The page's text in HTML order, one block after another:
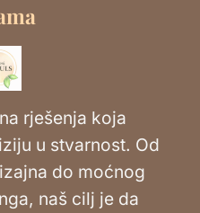
rješenja koja
u stvarnost. Od
do moćnog
naš cilj je da